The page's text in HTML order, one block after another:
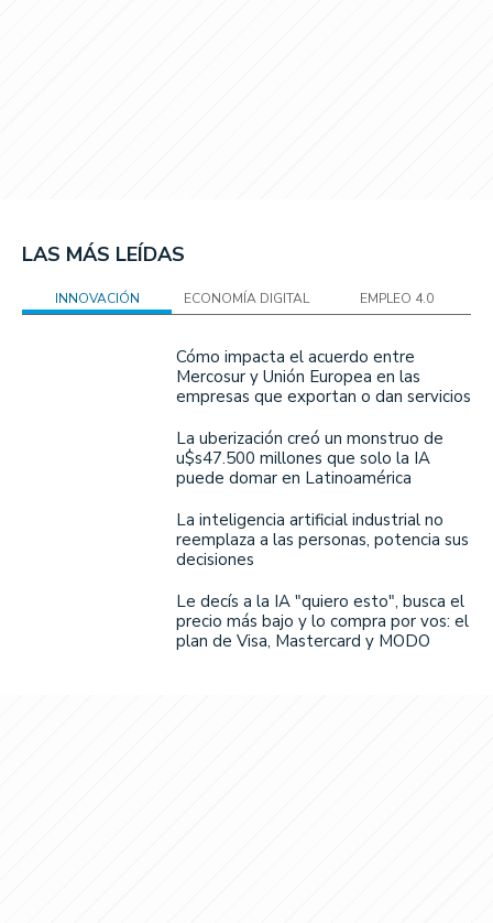
LAS MÁS LEÍDAS
INNOVACIÓN ECONOMÍA DIGITAL EMPLEO 4.0
Cómo impacta el acuerdo entre
Mercosur y Unión Europea en las
empresas que exportan o dan servicios
La uberización creó un monstruo de
u$s47.500 millones que solo la IA
puede domar en Latinoamérica
La inteligencia artificial industrial no
reemplaza a las personas, potencia sus
decisiones
Le decís a la IA "quiero esto", busca el
precio más bajo y lo compra por vos: el
plan de Visa, Mastercard y MODO